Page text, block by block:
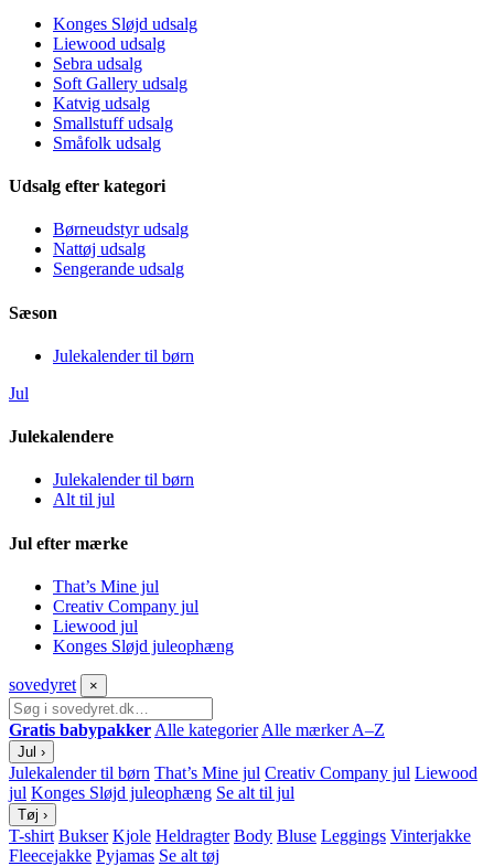
Konges Sløjd udsalg
Liewood udsalg
Sebra udsalg
Soft Gallery udsalg
Katvig udsalg
Smallstuff udsalg
Småfolk udsalg
Udsalg efter kategori
Børneudstyr udsalg
Nattøj udsalg
Sengerande udsalg
Sæson
Julekalender til børn
Jul
Julekalendere
Julekalender til børn
Alt til jul
Jul efter mærke
That’s Mine jul
Creativ Company jul
Liewood jul
Konges Sløjd juleophæng
sovedyret ×
Gratis babypakker Alle kategorier Alle mærker A–Z
Jul ›
Julekalender til børn That’s Mine jul Creativ Company jul Liewood
jul Konges Sløjd juleophæng Se alt til jul
Tøj ›
T-shirt Bukser Kjole Heldragter Body Bluse Leggings Vinterjakke
Fleecejakke Pyjamas Se alt tøj